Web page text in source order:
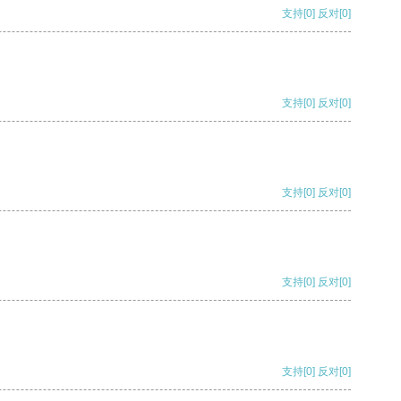
支持[0] 反对[0]
支持[0] 反对[0]
支持[0] 反对[0]
支持[0] 反对[0]
支持[0] 反对[0]